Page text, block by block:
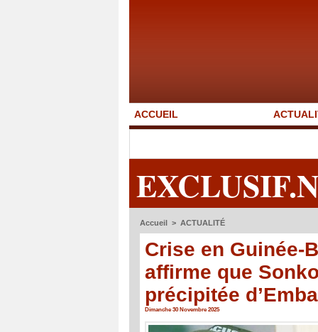
ACCUEIL
Accueil > ACTUALITÉ
Crise en Guinée-
affirme que
précipitée
Dimanche 30 Novembre 2025